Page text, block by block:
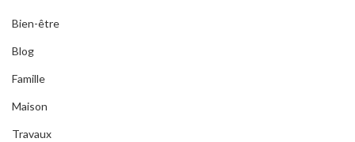
Bien-être
Blog
Famille
Maison
Travaux